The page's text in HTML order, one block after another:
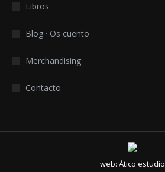
Libros
Blog · Os cuento
Merchandising
Contacto
web: Ático estudio